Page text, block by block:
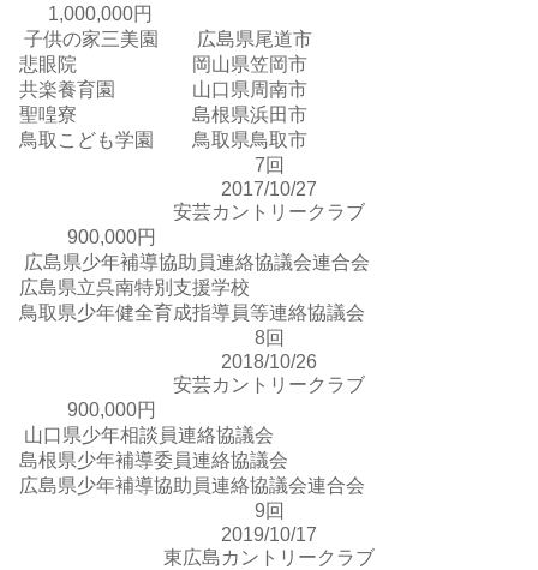
1,000,000円
子供の家三美園 広島県尾道市
悲眼院 岡山県笠岡市
共楽養育園 山口県周南市
聖喤寮 島根県浜田市
鳥取こども学園 鳥取県鳥取市
7回
2017/10/27
安芸カントリークラブ
900,000円
広島県少年補導協助員連絡協議会連合会
広島県立呉南特別支援学校
鳥取県少年健全育成指導員等連絡協議会
8回
2018/10/26
安芸カントリークラブ
900,000円
山口県少年相談員連絡協議会
島根県少年補導委員連絡協議会
広島県少年補導協助員連絡協議会連合会
9回
2019/10/17
東広島カントリークラブ